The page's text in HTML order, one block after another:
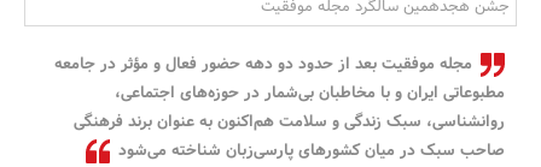
جشن هجدهمین سالگرد مجله موفقیت
مجله موفقیت بعد از حدود دو دهه حضور فعال و مؤثر در جامعه
مطبوعاتی ایران و با مخاطبان بی‌شمار در حوزه‌های اجتماعی،
روانشناسی، سبک زندگی و سلامت هم‌اکنون به عنوان برند فرهنگی
صاحب سبک در میان کشورهای پارسی‌زبان شناخته می‌شود